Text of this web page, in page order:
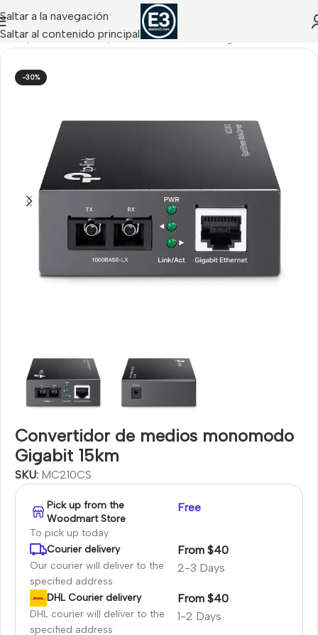
Saltar a la navegación
Saltar al contenido principal
Inicio NETWORKING/Accesorios Networking
-30%
Convertidor de medios monomodo
Gigabit 15km
SKU: MC210CS
Pick up from the
Woodmart Store
To pick up today
Free
Courier delivery
Our courier will deliver to the
specified address
2-3 Days
From $40
DHL Courier delivery
DHL courier will deliver to the
specified address
1-2 Days
From $40